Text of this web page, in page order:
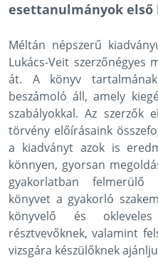
esettanulmányok első
Méltán népszerű
Lukács-Veit szerzőnégyes
át. A könyv
beszámoló áll, amely
szabályokkal. Az szerzők
törvény előírásaink
a kiadványt azok is
könnyen, gyorsan
gyakorlatban felmerülő
könyvet a gyakorló
könyvelő és okleveles
résztvevőknek, valamint
vizsgára készülőknek